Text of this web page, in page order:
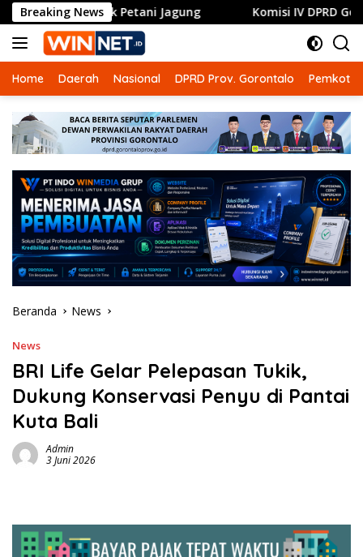
Langsung
ke
konten
Breaking News
Petani Jagung Komisi IV DPRD Gorontalo
Home Daerah Nasional DPRD Prov. Gorontalo Pemkot
Beranda News
News
BRI Life Gelar Pelepasan Tukik,
Dukung Konservasi Penyu di Pantai
Kuta Bali
Admin
3 Juni 2026